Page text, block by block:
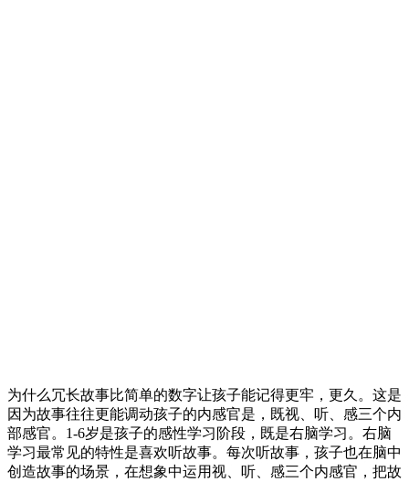
为什么冗长故事比简单的数字让孩子能记得更牢，更久。这是
因为故事往往更能调动孩子的内感官是，既视、听、感三个内
部感官。1-6岁是孩子的感性学习阶段，既是右脑学习。右脑
学习最常见的特性是喜欢听故事。每次听故事，孩子也在脑中
创造故事的场景，在想象中运用视、听、感三个内感官，把故